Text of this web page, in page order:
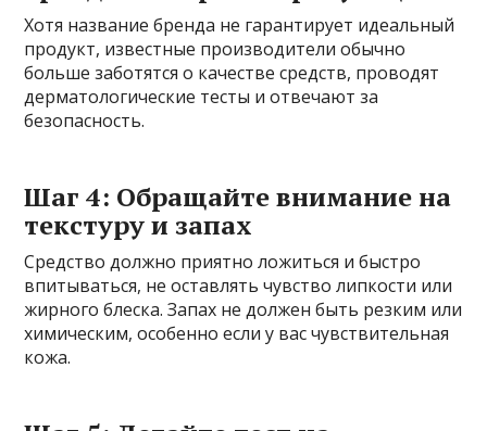
Хотя название бренда не гарантирует идеальный
продукт, известные производители обычно
больше заботятся о качестве средств, проводят
дерматологические тесты и отвечают за
безопасность.
Шаг 4: Обращайте внимание на
текстуру и запах
Средство должно приятно ложиться и быстро
впитываться, не оставлять чувство липкости или
жирного блеска. Запах не должен быть резким или
химическим, особенно если у вас чувствительная
кожа.